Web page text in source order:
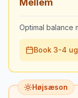
Mellem
Optimal balance
Book 3-4
Højsæson